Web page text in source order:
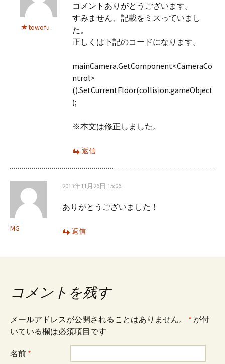
towofu
コメントありがとうございます。
すみません、記載をミスっていまし
た。
正しくは下記のコードになります。
mainCamera.GetComponent<CameraCo
ntrol>
().SetCurrentFloor(collision.gameObject
);
※本文は修正しました。
返信
MG
2013年11月26日 15:06
ありがとうございました！
返信
コメントを残す
メールアドレスが公開されることはありません。 * が付
いている欄は必須項目です
名前 *